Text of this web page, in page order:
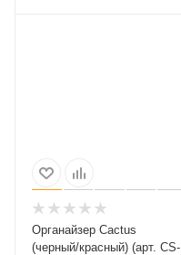
Органайзер Cactus
(черный/красный) (арт. CS-